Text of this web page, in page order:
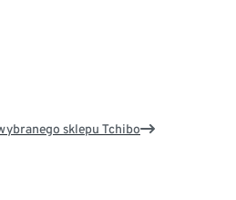
sklepu Tchibo